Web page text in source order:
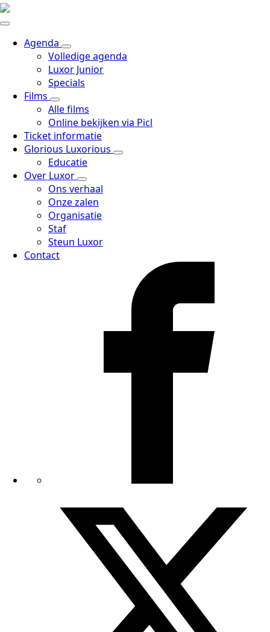
Agenda
Volledige agenda
Luxor Junior
Specials
Films
Alle films
Online bekijken via Picl
Ticket informatie
Glorious Luxorious
Educatie
Over Luxor
Ons verhaal
Onze zalen
Organisatie
Staf
Steun Luxor
Contact